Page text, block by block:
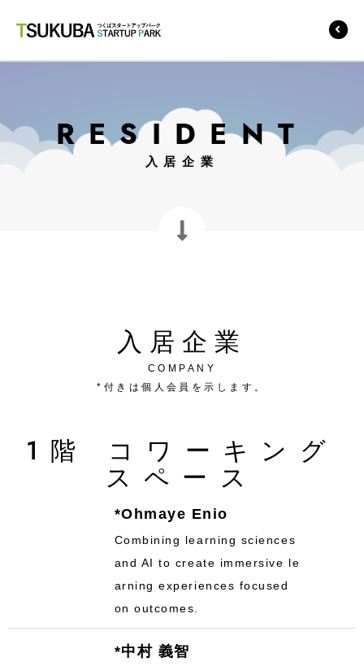
RESIDENT
入居企業
入居企業
COMPANY
*付きは個人会員を示します。
1階 コワーキング
スペース
*Ohmaye Enio
Combining learning sciences
and AI to create immersive le
arning experiences focused
on outcomes.
*中村 義智